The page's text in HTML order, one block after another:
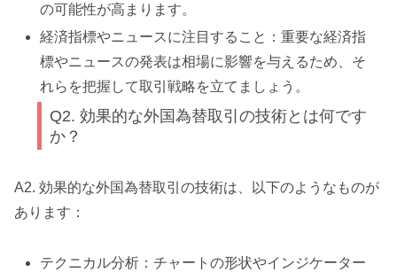
の可能性が高まります。
経済指標やニュースに注目すること：重要な経済指
標やニュースの発表は相場に影響を与えるため、そ
れらを把握して取引戦略を立てましょう。
Q2. 効果的な外国為替取引の技術とは何です
か？
A2. 効果的な外国為替取引の技術は、以下のようなものが
あります：
テクニカル分析：チャートの形状やインジケーター